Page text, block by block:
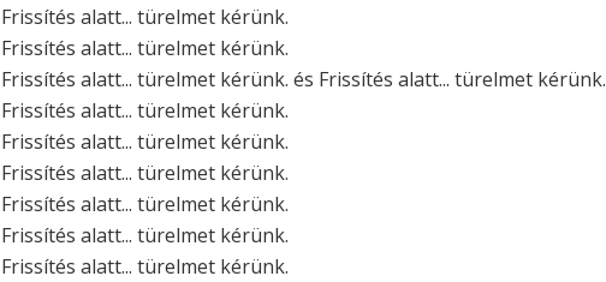
Frissítés alatt... türelmet kérünk.
Frissítés alatt... türelmet kérünk.
Frissítés alatt... türelmet kérünk. és Frissítés alatt... türelmet kérünk.
Frissítés alatt... türelmet kérünk.
Frissítés alatt... türelmet kérünk.
Frissítés alatt... türelmet kérünk.
Frissítés alatt... türelmet kérünk.
Frissítés alatt... türelmet kérünk.
Frissítés alatt... türelmet kérünk.